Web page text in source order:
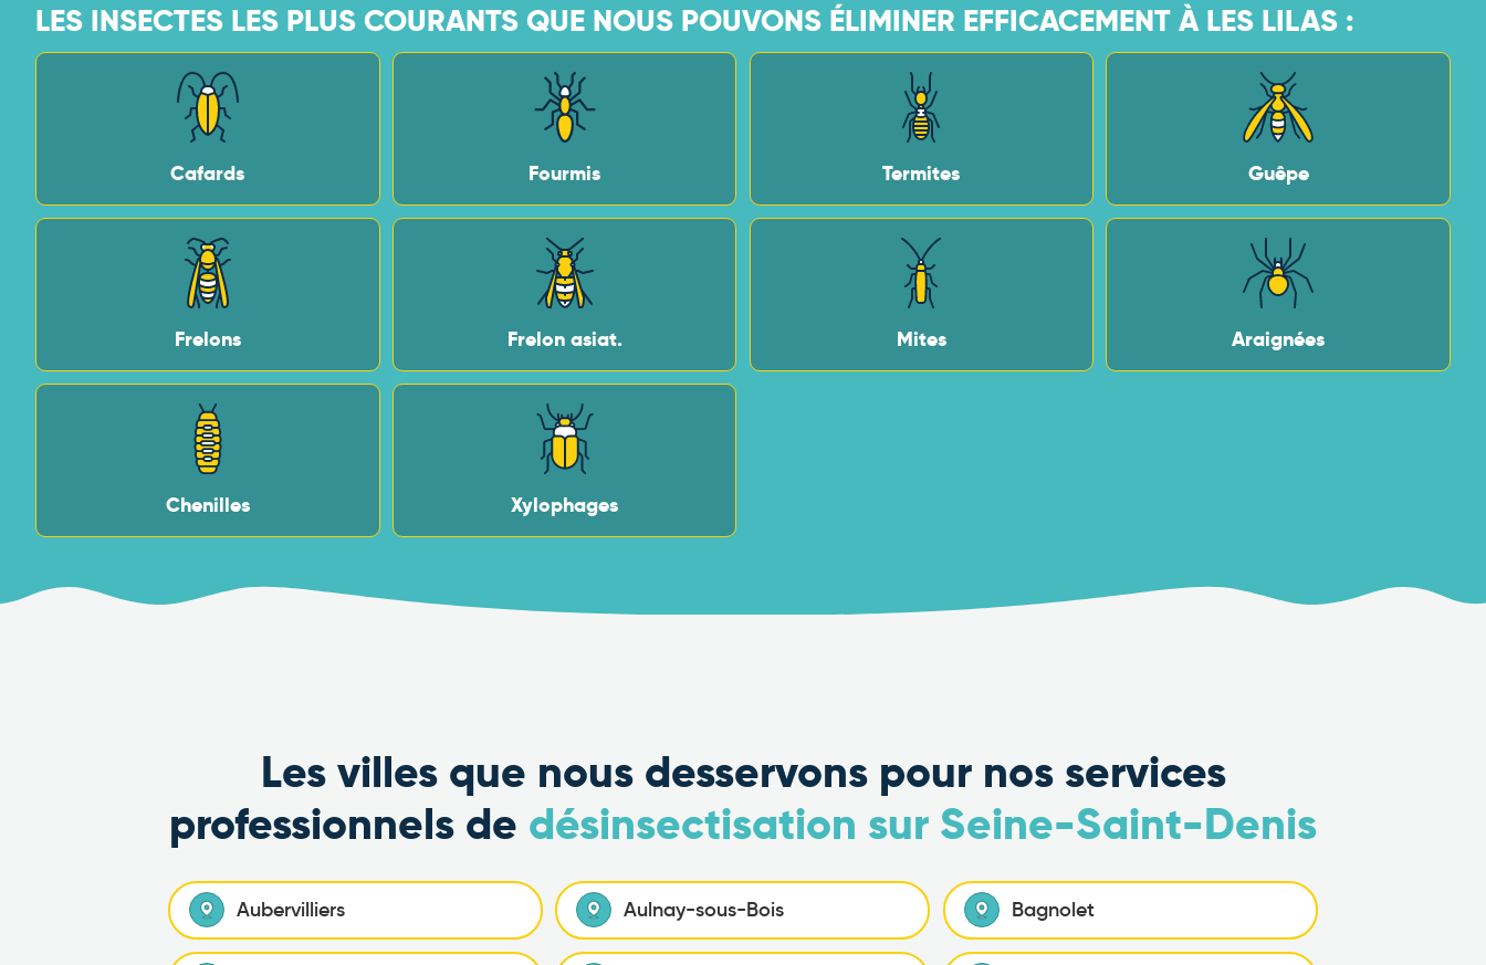
LES INSECTES LES PLUS COURANTS QUE NOUS POUVONS ÉLIMINER EFFICACEMENT À LES LILAS :
Cafards Fourmis Termites Guêpe
Frelons Frelon asiat. Mites Araignées
Chenilles Xylophages
Les villes que nous desservons pour nos services
professionnels de désinsectisation sur Seine-Saint-Denis
Aubervilliers Aulnay-sous-Bois Bagnolet